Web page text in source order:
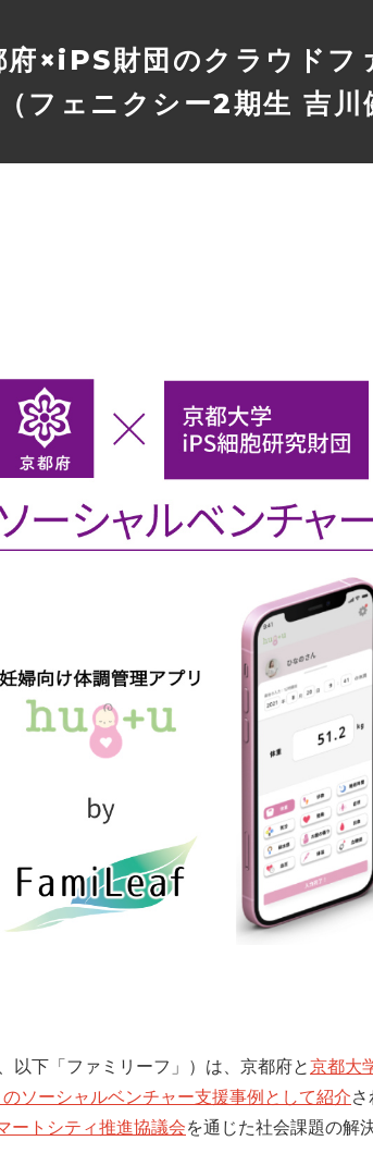
×iPS財団のクラウドフ
フェニクシー2期生 吉川
以下「ファミリーフ」）は、京都府と京都大
ソーシャルベンチャー支援事例として紹介
ートシティ推進協議会を通じた社会課題の解